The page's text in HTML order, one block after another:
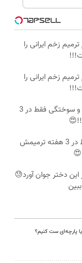
زخم ایرانی را
زخم ایرانی را
ترمیم جای زخم، بخیه و سوختگی فقط در 3
جای بخیه داری؟؟ فقط در 3 هفته ترمیمش
دختر جوان آورد😓
پارچه‌ای ست کنیم؟